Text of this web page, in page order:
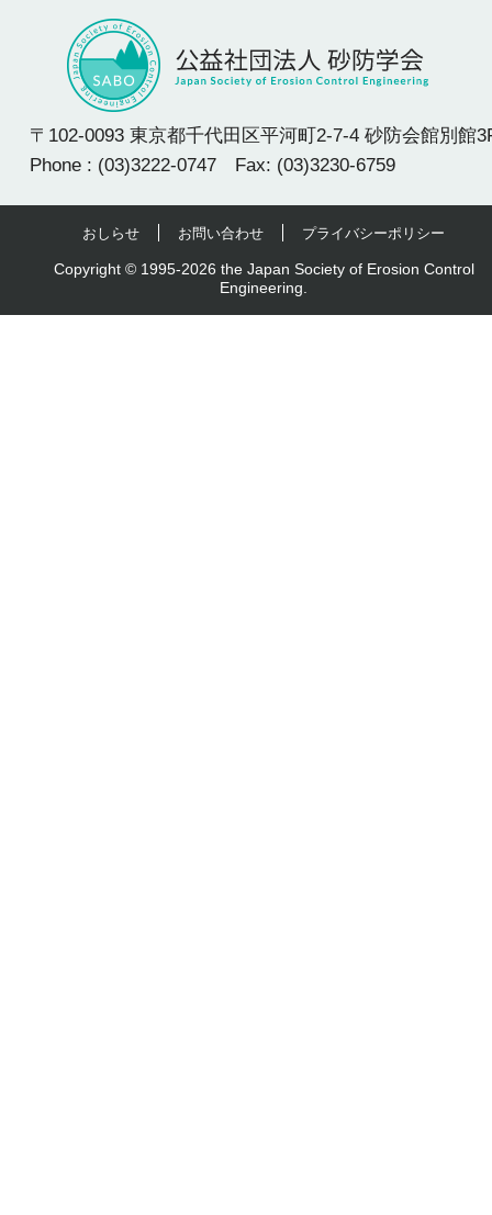
〒102-0093 東京都千代田区平河町2-7-4 砂防会館別館
Phone : (03)3222-0747 Fax: (03)3230-6759
おしらせ お問い合わせ プライバシーポリシー
Copyright © 1995-2026 the Japan Society of Erosion Control
Engineering.